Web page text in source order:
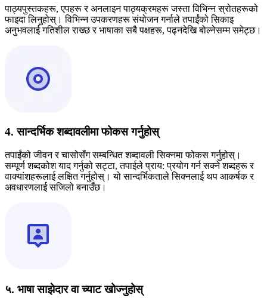
पाठ्यपुस्तकहरू, एपहरू र अनलाइन पाठ्यक्रमहरू जस्ता विभिन्न स्रोतहरूको
फाइदा लिनुहोस्। विभिन्न उपकरणहरू संयोजन गर्नाले तपाईंको सिकाइ
अनुभवलाई गतिशील राख्छ र भाषाका सबै पक्षहरू, पढ्नदेखि बोल्नेसम्म समेट्छ।
4. सान्दर्भिक शब्दावलीमा फोकस गर्नुहोस्
तपाईंको जीवन र चासोसँग सम्बन्धित शब्दावली सिक्नमा फोकस गर्नुहोस्।
सम्पूर्ण शब्दकोश याद गर्नुको सट्टा, तपाईले प्राय: प्रयोग गर्न सक्ने शब्दहरू र
वाक्यांशहरूलाई लक्षित गर्नुहोस्। यो सान्दर्भिकताले सिक्नलाई थप आकर्षक र
अवधारणलाई सजिलो बनाउँछ।
५. भाषा साझेदार वा च्याट खोज्नुहोस्